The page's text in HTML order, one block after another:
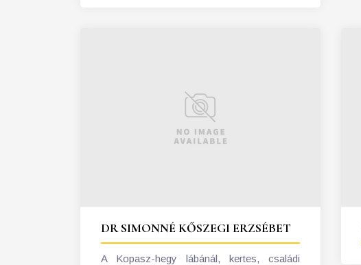
DR SIMONNÉ KŐSZEGI ERZSÉBET
A Kopasz-hegy lábánál, kertes, családi